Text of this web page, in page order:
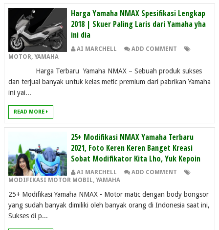
Harga Yamaha NMAX Spesifikasi Lengkap
2018 | Skuer Paling Laris dari Yamaha yha
ini dia
AI MARCHELL
ADD COMMENT
MOTOR YAMAHA
Harga Terbaru Yamaha NMAX – Sebuah produk sukses
dan terjual banyak untuk kelas metic premium dari pabrikan Yamaha
ini yai...
READ MORE
25+ Modifikasi NMAX Yamaha Terbaru
2021, Foto Keren Keren Banget Kreasi
Sobat Modifikator Kita Lho, Yuk Kepoin
AI MARCHELL
ADD COMMENT
MODIFIKASI MOTOR MOBIL, YAMAHA
25+ Modifikasi Yamaha NMAX - Motor matic dengan body bongsor
yang sudah banyak dimiliki oleh banyak orang di Indonesia saat ini,
Sukses di p...